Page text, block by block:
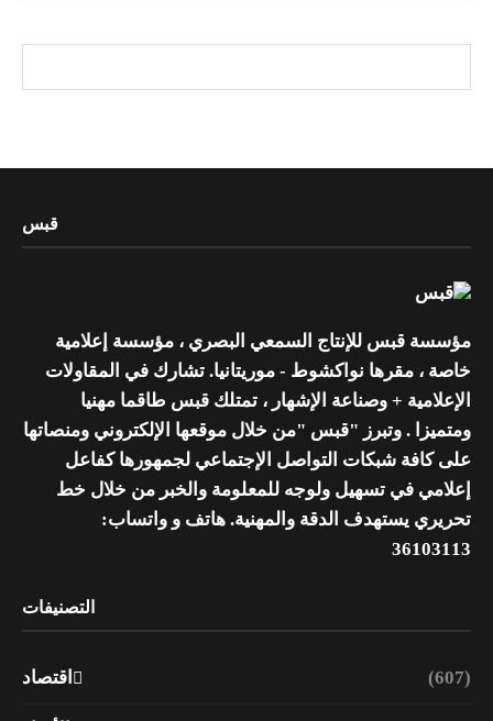
قبس
مؤسسة قبس للإنتاج السمعي البصري ، مؤسسة إعلامية
خاصة ، مقرها نواكشوط - موريتانيا. تشارك في المقاولات
الإعلامية + وصناعة الإشهار ، تمتلك قبس طاقما مهنيا
ومتميزا . وتبرز "قبس "من خلال موقعها الإلكتروني ومنصاتها
على كافة شبكات التواصل الإجتماعي لجمهورها كفاعل
إعلامي في تسهيل ولوجه للمعلومة والخبر من خلال خط
تحريري يستهدف الدقة والمهنية. هاتف و واتساب:
36103113
التصنيفات
اقتصاد (607)